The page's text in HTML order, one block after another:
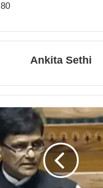
80
Ankita Sethi